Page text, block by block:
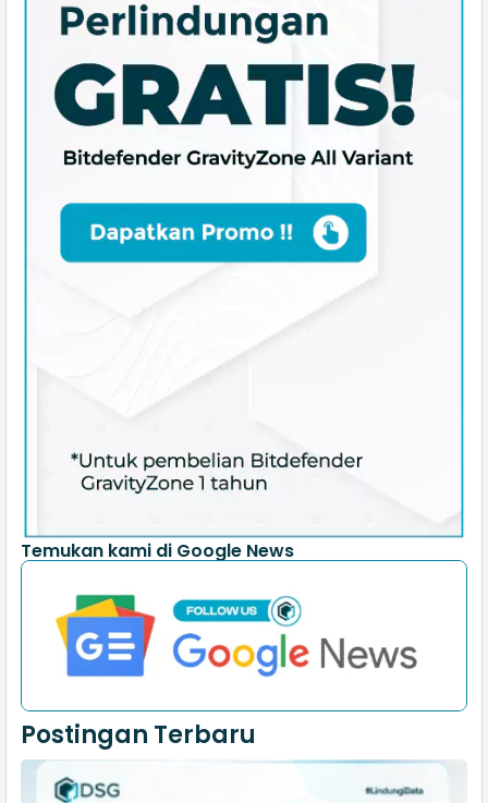
Temukan kami di Google News
Postingan Terbaru